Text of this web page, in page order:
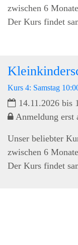
zwischen 6
Der Kurs findet
Kurs 4: Samstag
14.11.2026 bis
Anmeldung erst
Unser beliebter
zwischen 6
Der Kurs findet